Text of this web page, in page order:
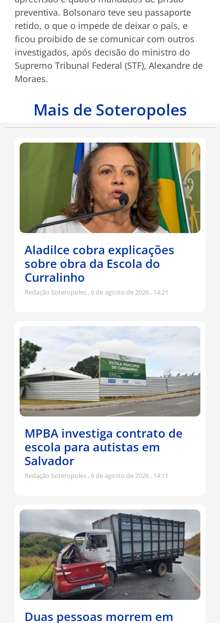
preventiva. Bolsonaro teve seu passaporte
retido, o que o impede de deixar o país, e
ficou proibido de se comunicar com outros
investigados, após decisão do ministro do
Supremo Tribunal Federal (STF), Alexandre de
Moraes.
Mais de Soteropoles
Aladilce cobra explicações
sobre obra da Escola do
Curralinho
Redação Soteropoles 6 de agosto de 2026 14:21
MPBA investiga contrato de
escola para autistas em
Salvador
Redação Soteropoles 6 de agosto de 2026 14:11
Duas pessoas morrem em